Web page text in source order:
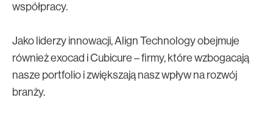
współpracy.
Jako liderzy innowacji, Align Technology obejmuje
również exocad i Cubicure – firmy, które wzbogacają
nasze portfolio i zwiększają nasz wpływ na rozwój
branży.